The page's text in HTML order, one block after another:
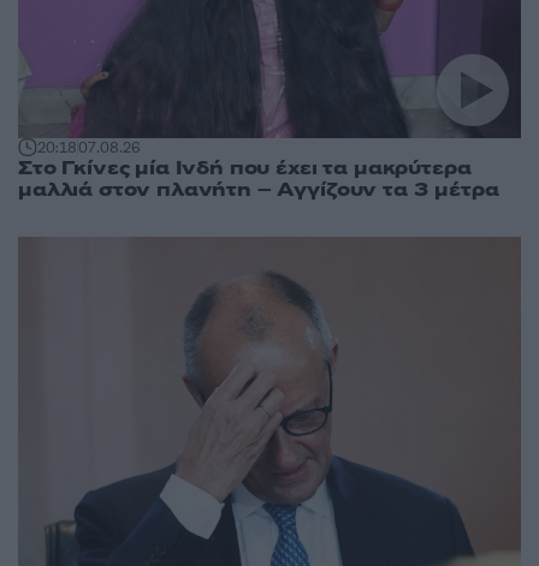
20:1807.08.26
Στο Γκίνες μία Ινδή που έχει τα μακρύτερα
μαλλιά στον πλανήτη – Αγγίζουν τα 3 μέτρα